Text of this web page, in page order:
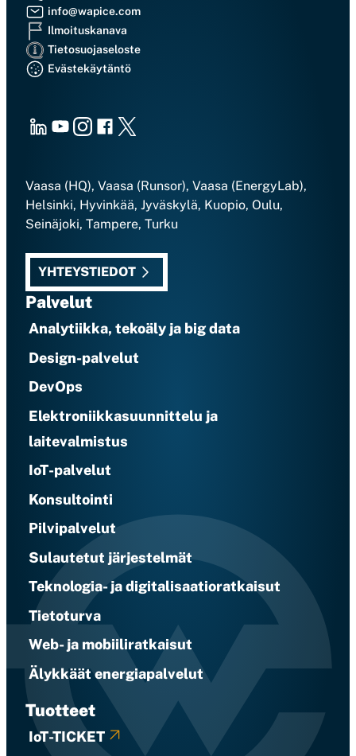
info@wapice.com
Ilmoituskanava
Tietosuojaseloste
Evästekäytäntö
LinkedInYoutubeInstagram
Facebook
X
Vaasa (HQ), Vaasa (Runsor), Vaasa (EnergyLab),
Helsinki, Hyvinkää, Jyväskylä, Kuopio, Oulu,
Seinäjoki, Tampere, Turku
YHTEYSTIEDOT
Palvelut
Analytiikka, tekoäly ja big data
Design-palvelut
DevOps
Elektroniikkasuunnittelu ja
laitevalmistus
IoT-palvelut
Konsultointi
Pilvipalvelut
Sulautetut järjestelmät
Teknologia- ja digitalisaatioratkaisut
Tietoturva
Web- ja mobiiliratkaisut
Älykkäät energiapalvelut
Tuotteet
IoT-TICKET